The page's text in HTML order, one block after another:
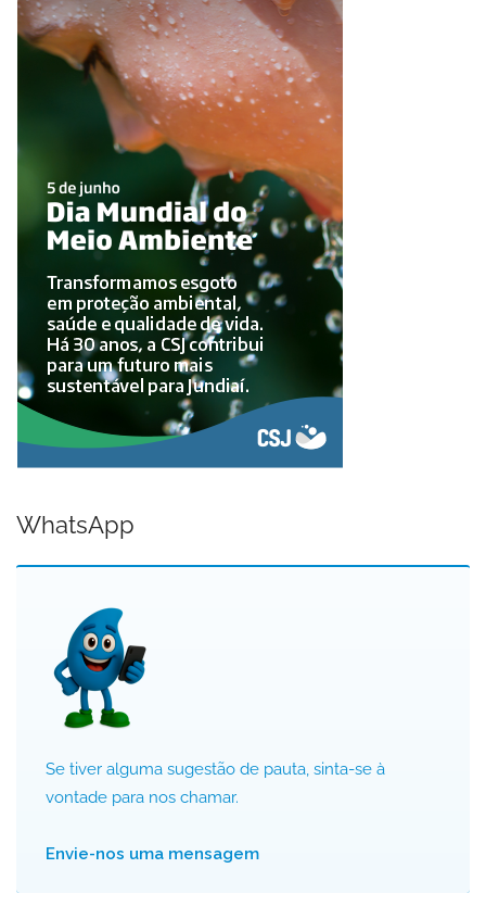
WhatsApp
Se tiver alguma sugestão de pauta, sinta-se à
vontade para nos chamar.
Envie-nos uma mensagem